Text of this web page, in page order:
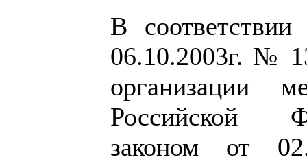
В
06.10.2003г. №
организации
Российской
законом от